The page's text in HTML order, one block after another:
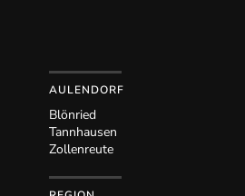
AULENDORF
Blönried
Tannhausen
Zollenreute